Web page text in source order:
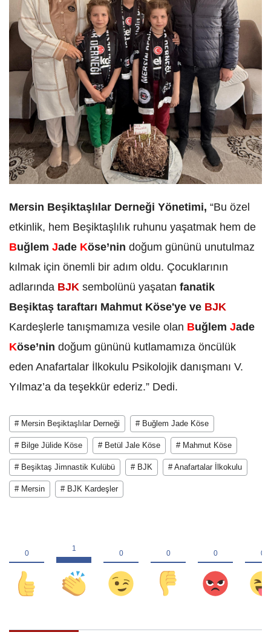
Mersin Beşiktaşlılar Derneği Yönetimi, “Bu özel
etkinlik, hem Beşiktaşlılık ruhunu yaşatmak hem de
Buğlem Jade Köse’nin doğum gününü unutulmaz
kılmak için önemli bir adım oldu. Çocuklarının
adlarında BJK sembolünü yaşatan fanatik
Beşiktaş taraftarı Mahmut Köse'ye ve BJK
Kardeşlerle tanışmamıza vesile olan Buğlem Jade
Köse’nin doğum gününü kutlamamıza öncülük
eden Anafartalar İlkokulu Psikolojik danışmanı V.
Yılmaz’a da teşekkür ederiz.” Dedi.
# Mersin Beşiktaşlılar Derneği # Buğlem Jade Köse
# Bilge Jülide Köse # Betül Jale Köse # Mahmut Köse
# Beşiktaş Jimnastik Kulübü # BJK # Anafartalar İlkokulu
# Mersin # BJK Kardeşler